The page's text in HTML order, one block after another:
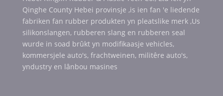
Qinghe County Hebei provinsje ,is ien fan 'e liedende
fabriken fan rubber produkten yn pleatslike merk ,Us
silikonslangen, rubberen slang en rubberen seal
wurde in soad brûkt yn modifikaasje vehicles,
kommersjele auto's, frachtweinen, militêre auto's,
yndustry en lânbou masines